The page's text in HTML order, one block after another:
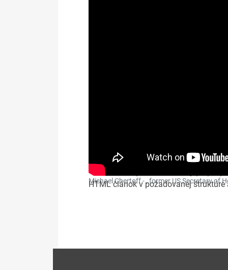
Michael Chertoff - , former US Secretary of
Nemám k dispozícii doslovný prepis
HTML článok v požadovanej